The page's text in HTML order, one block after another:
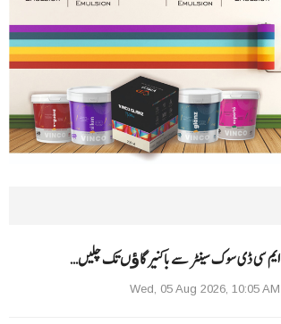
ایم سی ڈی سوک سینٹر سے باکنیر گاﺅں تک چلیں…
Wed, 05 Aug 2026, 10:05 AM